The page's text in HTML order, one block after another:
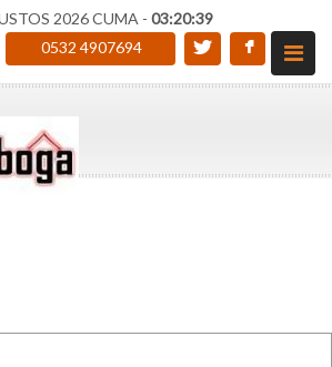
2026 CUMA - 03:20:39
0532 4907694